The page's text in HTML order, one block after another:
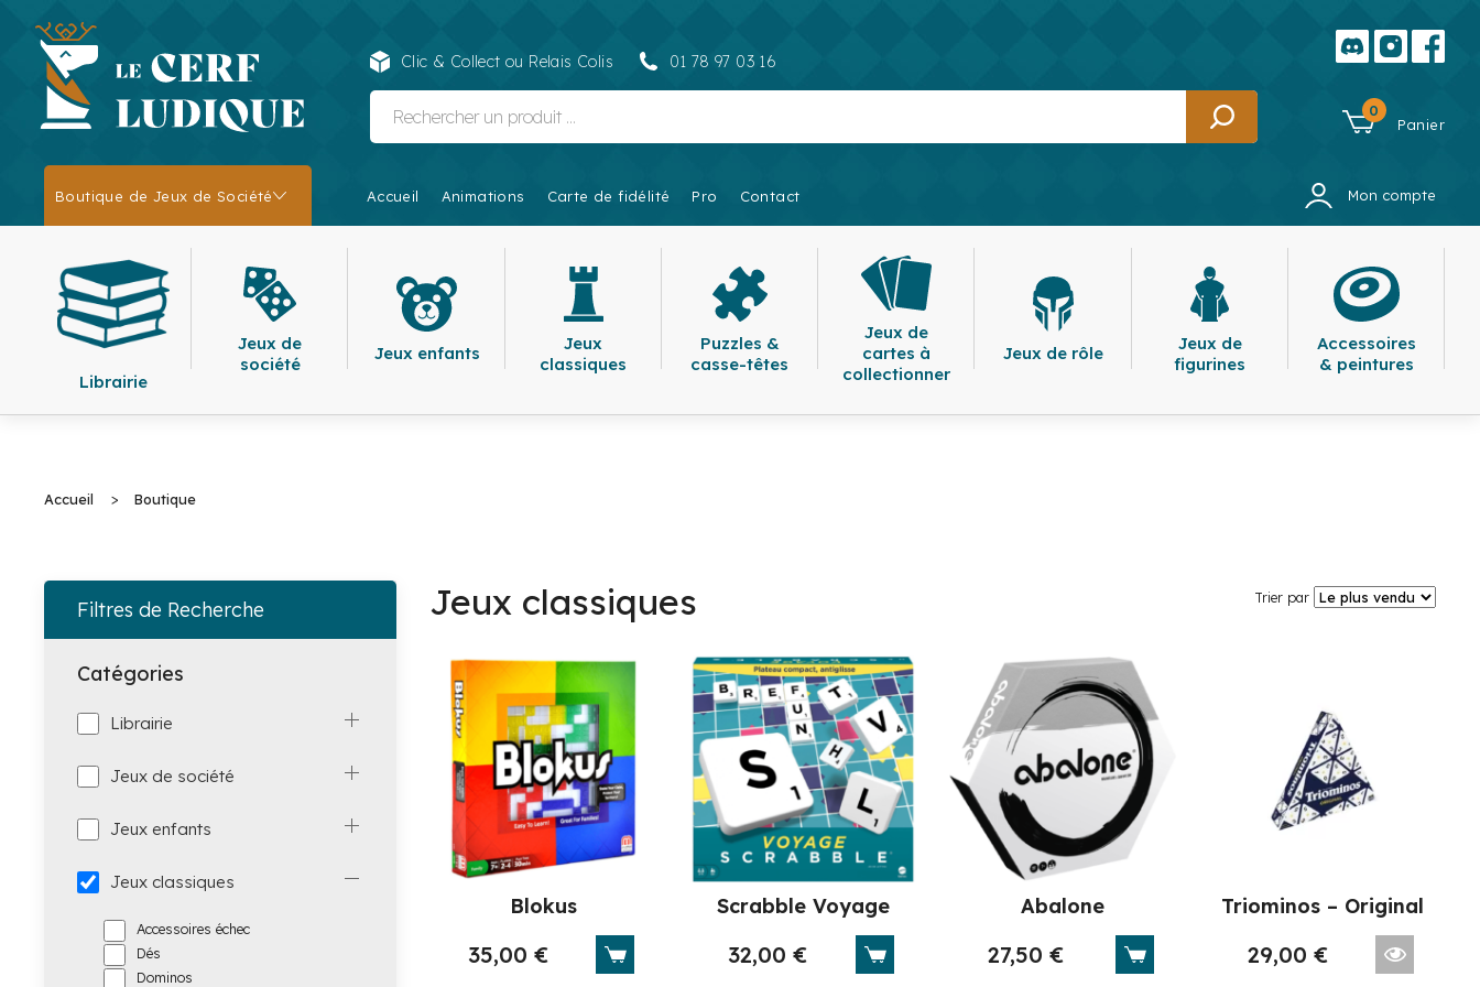
Clic & Collect ou Relais Colis 01 78 97 03 16
0
Panier
Boutique de Jeux de Société Accueil Animations Carte de fidélité Pro Contact Mon compte
Librairie
Jeux de
société
Jeux enfants
Jeux
classiques
Puzzles &
casse-têtes
Jeux de
cartes à
collectionner
Jeux de rôle
Jeux de
figurines
Accessoires
& peintures
Accueil > Boutique
Filtres de Recherche
Catégories
Librairie
Jeux de société
Jeux enfants
Jeux classiques
Accessoires échec
Dés
Dominos
Trier par
Jeux classiques
Blokus
35,00 €
Scrabble Voyage
32,00 €
Abalone
27,50 €
Triominos – Original
29,00 €